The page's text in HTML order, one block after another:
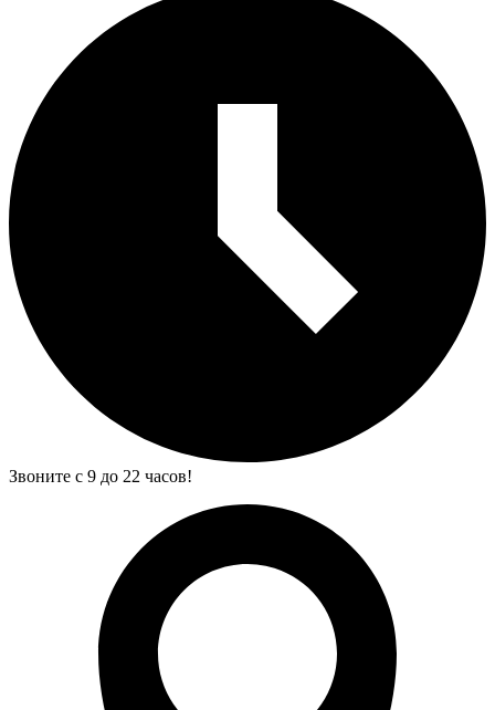
Звоните с 9 до 22 часов!